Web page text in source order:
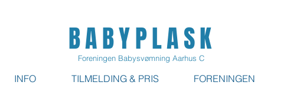
BABYPLASK
Foreningen Babysvømning Aarhus C
INFO TILMELDING & PRIS FORENINGEN